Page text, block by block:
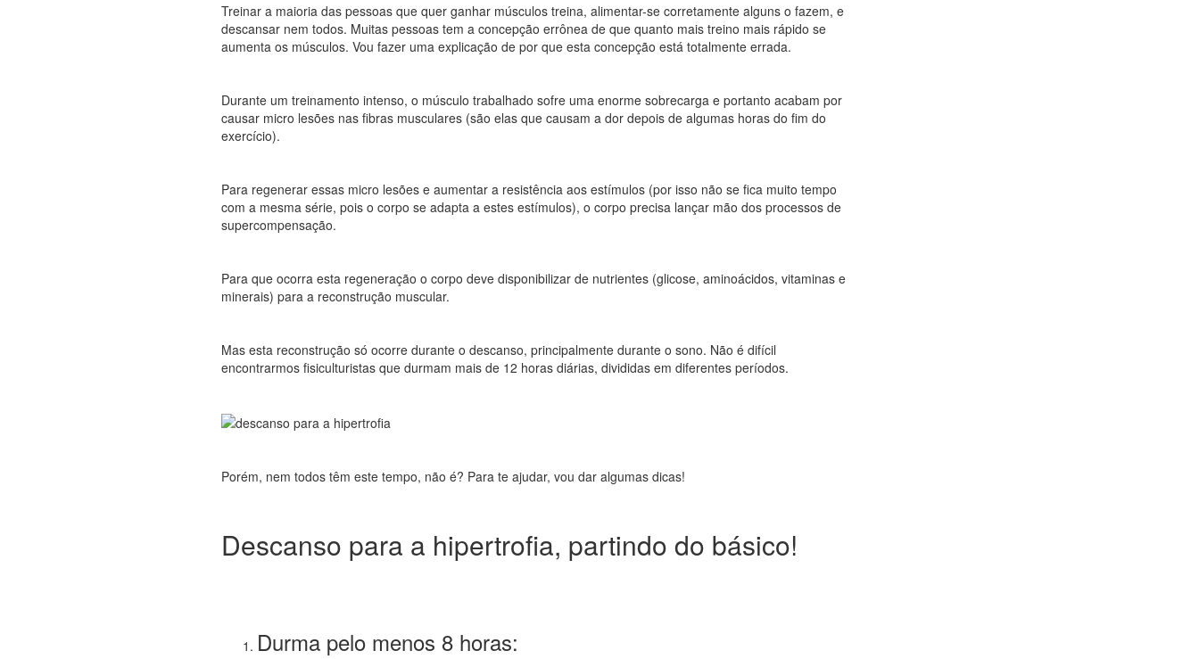
Treinar a maioria das pessoas que quer ganhar músculos treina, alimentar-se corretamente alguns o fazem, e
descansar nem todos. Muitas pessoas tem a concepção errônea de que quanto mais treino mais rápido se
aumenta os músculos. Vou fazer uma explicação de por que esta concepção está totalmente errada.
Durante um treinamento intenso, o músculo trabalhado sofre uma enorme sobrecarga e portanto acabam por
causar micro lesões nas fibras musculares (são elas que causam a dor depois de algumas horas do fim do
exercício).
Para regenerar essas micro lesões e aumentar a resistência aos estímulos (por isso não se fica muito tempo
com a mesma série, pois o corpo se adapta a estes estímulos), o corpo precisa lançar mão dos processos de
supercompensação.
Para que ocorra esta regeneração o corpo deve disponibilizar de nutrientes (glicose, aminoácidos, vitaminas e
minerais) para a reconstrução muscular.
Mas esta reconstrução só ocorre durante o descanso, principalmente durante o sono. Não é difícil
encontrarmos fisiculturistas que durmam mais de 12 horas diárias, divididas em diferentes períodos.
Porém, nem todos têm este tempo, não é? Para te ajudar, vou dar algumas dicas!
Descanso para a hipertrofia, partindo do básico!
Durma pelo menos 8 horas: